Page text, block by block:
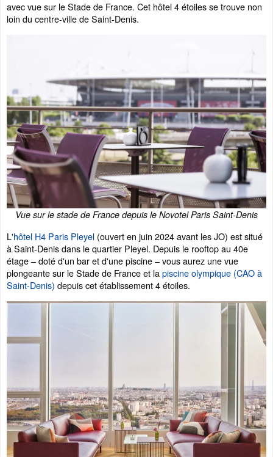
avec vue sur le Stade de France. Cet hôtel 4 étoiles se trouve non
loin du centre-ville de Saint-Denis.
Vue sur le stade de France depuis le Novotel Paris Saint-Denis
L'hôtel H4 Paris Pleyel (ouvert en juin 2024 avant les JO) est situé
à Saint-Denis dans le quartier Pleyel. Depuis le rooftop au 40e
étage – doté d'un bar et d'une piscine – vous aurez une vue
plongeante sur le Stade de France et lapiscine olympique (CAO à
Saint-Denis) depuis cet établissement 4 étoiles.